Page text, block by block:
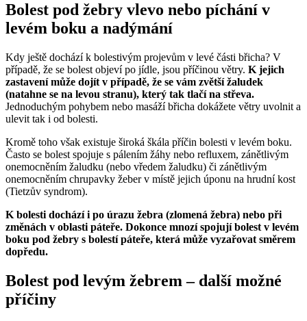
Bolest pod žebry vlevo nebo píchání v
levém boku a nadýmání
Kdy ještě dochází k bolestivým projevům v levé části břicha? V
případě, že se bolest objeví po jídle, jsou příčinou větry. K jejich
zastavení může dojít v případě, že se vám zvětší žaludek
(natahne se na levou stranu), který tak tlačí na střeva.
Jednoduchým pohybem nebo masáží břicha dokážete větry uvolnit a
ulevit tak i od bolesti.
Kromě toho však existuje široká škála příčin bolesti v levém boku.
Často se bolest spojuje s pálením žáhy nebo refluxem, zánětlivým
onemocněním žaludku (nebo vředem žaludku) či zánětlivým
onemocněním chrupavky žeber v místě jejich úponu na hrudní kost
(Tietzův syndrom).
K bolesti dochází i po úrazu žebra (zlomená žebra) nebo při
změnách v oblasti páteře. Dokonce mnozí spojují bolest v levém
boku pod žebry s bolestí páteře, která může vyzařovat směrem
dopředu.
Bolest pod levým žebrem – další možné
příčiny